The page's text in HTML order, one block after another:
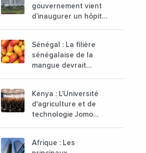
gouvernement vient
d’inaugurer un hôpital
au sud du pays
Sénégal : La filière
sénégalaise de la
mangue devrait
000 tonnes produites
Kenya : L’Université
d'agriculture et de
technologie Jomo
formation technique
Afrique : Les